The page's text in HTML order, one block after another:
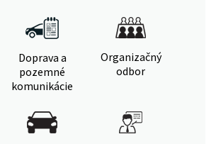
Doprava a
pozemné
komunikácie
Organizačný
odbor